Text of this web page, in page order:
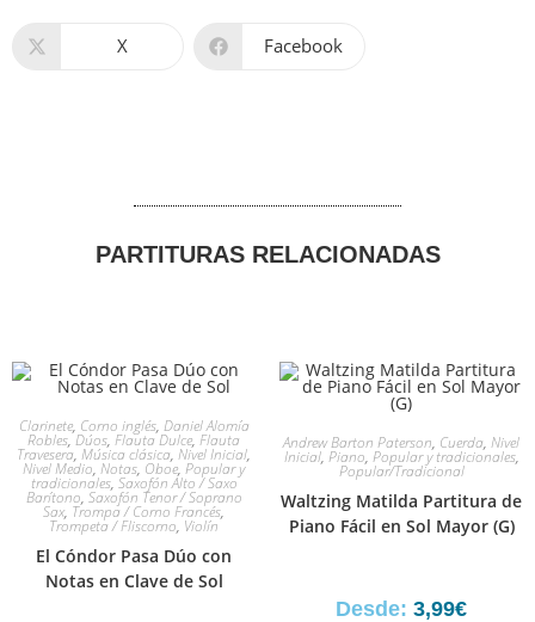
X Facebook
PARTITURAS RELACIONADAS
Clarinete, Corno inglés, Daniel Alomía
Robles,Dúos, Flauta Dulce, Flauta
Travesera, Música clásica, Nivel Inicial,
Nivel Medio, Notas, Oboe, Popular y
tradicionales, Saxofón Alto / Saxo
Barítono, Saxofón Tenor / Soprano
Sax, Trompa / Corno Francés,
Trompeta / Fliscorno, Violín
El Cóndor Pasa Dúo con
Notas en Clave de Sol
Andrew Barton Paterson, Cuerda, Nivel
Inicial, Piano, Popular y tradicionales,
Popular/Tradicional
Waltzing Matilda Partitura de
Piano Fácil en Sol Mayor (G)
Desde: 3,99€